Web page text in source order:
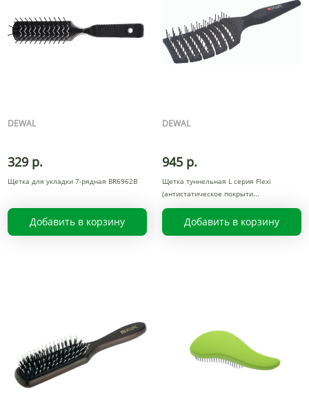
DEWAL
329 р.
Щетка для укладки 7-рядная BR6962B
Добавить в корзину
DEWAL
945 р.
Щетка туннельная L серия Flexi
(антистатическое покрыти
Добавить в корзину